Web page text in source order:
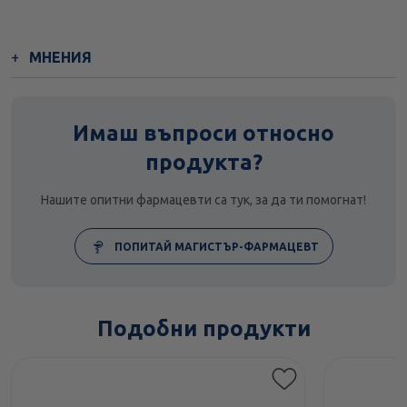
МНЕНИЯ
Имаш въпроси относно
продукта?
Нашите опитни фармацевти са тук, за да ти помогнат!
ПОПИТАЙ МАГИСТЪР-ФАРМАЦЕВТ
Подобни продукти